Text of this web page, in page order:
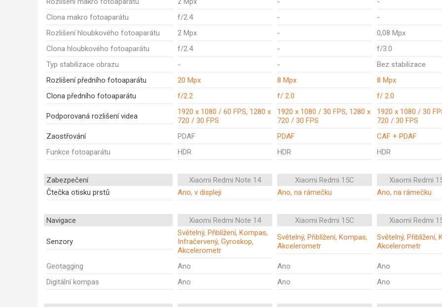
Clona makro fotoaparátu
f/2.4 -
-
Rozlišení hloubkového fotoaparátu
2 Mpx -
0,08 Mpx
Clona hloubkového fotoaparátu
f/2.4 -
f/3.0
Typ stabilizace obrazu
- -
Bez stabilizace
Rozlišení předního fotoaparátu
20 Mpx 8 Mpx
8 Mpx
Clona předního fotoaparátu
f/2.2 f/ 2.0 f/ 2.0
Podporovaná rozlišení videa
1920 x 1080 / 60 FPS, 1280 x
720 / 30 FPS
1920 x 1080 / 30 FPS, 1280 x
720 / 30 FPS
1920 x 1080 / 30
720 / 30 FPS
Zaostřování
PDAF PDAF
CAF + PDAF
Funkce fotoaparátu
HDR HDR HDR
Zabezpečení Xiaomi Redmi Note 14 Xiaomi Redmi 15C
Xiaomi Redmi
Čtečka otisku prstů
Ano, v displeji Ano, na rámečku Ano, na rámečku
Navigace Xiaomi Redmi Note 14 Xiaomi Redmi 15C Xiaomi Redmi
Senzory
Světelný, Přiblížení, Kompas,
Infračervený, Gyroskop,
Akcelerometr
Světelný, Přiblížení, Kompas,
Akcelerometr
Světelný, Přiblížení,
Akcelerometr
Geotagging Ano Ano
Ano
Digitální kompas
Ano Ano Ano